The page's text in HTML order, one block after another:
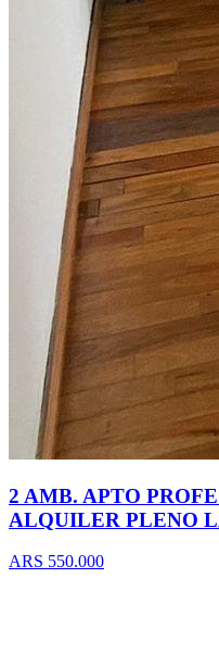
2 AMB. APTO
ALQUILER PLENO
ARS 550.000